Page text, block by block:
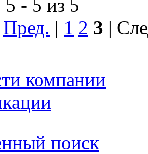
- 5 из 5
Пред. | 1 2 3 |
компании
поиск